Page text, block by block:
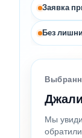
Заявка
Без
Мы